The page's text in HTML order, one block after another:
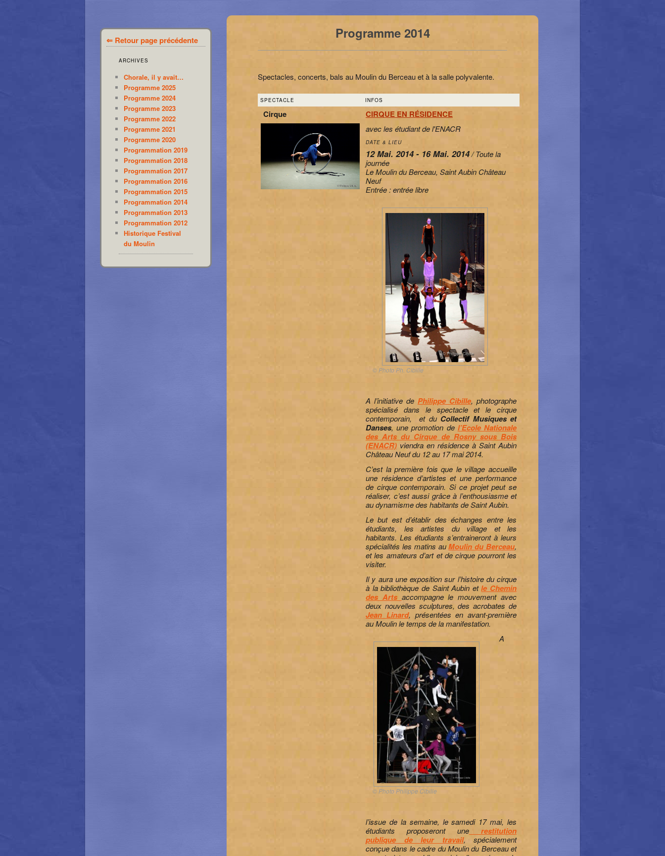
⇐ Retour page précédente
ARCHIVES
Chorale, il y avait…
Programme 2025
Programme 2024
Programme 2023
Programme 2022
Programme 2021
Programme 2020
Programmation 2019
Programmation 2018
Programmation 2017
Programmation 2016
Programmation 2015
Programmation 2014
Programmation 2013
Programmation 2012
Historique Festival
du Moulin
Programme 2014
Spectacles, concerts, bals au Moulin du Berceau et à la salle polyvalente.
SPECTACLE INFOS
Cirque CIRQUE EN RÉSIDENCE
avec les étudiant de l'ENACR
DATE & LIEU
12 Mai. 2014 - 16 Mai. 2014/ Toute la
journée
Le Moulin du Berceau, Saint Aubin Château
Neuf
Entrée : entrée libre
© Photo Ph. Cibille
A l’initiative de Philippe Cibille, photographe
spécialisé dans le spectacle et le cirque
contemporain, et du Collectif Musiques et
Danses, une promotion de l’Ecole Nationale
des Arts du Cirque de Rosny sous Bois
(ENACR) viendra en résidence à Saint Aubin
Château Neuf du 12 au 17 mai 2014.
C’est la première fois que le village accueille
une résidence d’artistes et une performance
de cirque contemporain. Si ce projet peut se
réaliser, c’est aussi grâce à l’enthousiasme et
au dynamisme des habitants de Saint Aubin.
Le but est d’établir des échanges entre les
étudiants, les artistes du village et les
habitants. Les étudiants s’entraineront à leurs
spécialités les matins auMoulin du Berceau,
et les amateurs d’art et de cirque pourront les
visiter.
Il y aura une exposition sur l’histoire du cirque
à la bibliothèque de Saint Aubin etle Chemin
des Arts accompagne le mouvement avec
deux nouvelles sculptures, des acrobates de
Jean Linard, présentées en avant-première
au Moulin le temps de la manifestation.
© Photo Philippe Cibille
A
l’issue de la semaine, le samedi 17 mai, les
étudiants proposeront une restitution
publique de leur travail, spécialement
conçue dans le cadre du Moulin du Berceau et